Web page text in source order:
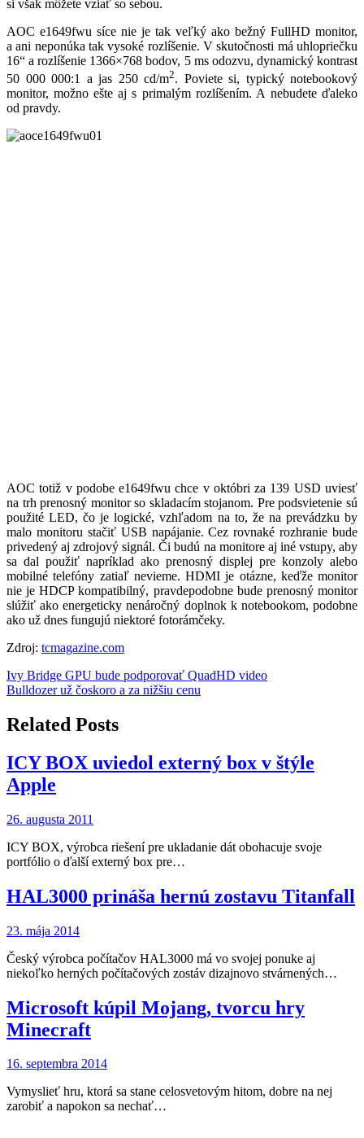
si však môžete vziať so sebou.
AOC e1649fwu síce nie je tak veľký ako bežný FullHD monitor,
a ani neponúka tak vysoké rozlíšenie. V skutočnosti má uhlopriečku
16“ a rozlíšenie 1366×768 bodov, 5 ms odozvu, dynamický kontrast
50 000 000:1 a jas 250 cd/m2. Poviete si, typický notebookový
monitor, možno ešte aj s primalým rozlíšením. A nebudete ďaleko
od pravdy.
AOC totiž v podobe e1649fwu chce v októbri za 139 USD uviesť
na trh prenosný monitor so skladacím stojanom. Pre podsvietenie sú
použité LED, čo je logické, vzhľadom na to, že na prevádzku by
malo monitoru stačiť USB napájanie. Cez rovnaké rozhranie bude
privedený aj zdrojový signál. Či budú na monitore aj iné vstupy, aby
sa dal použiť napríklad ako prenosný displej pre konzoly alebo
mobilné telefóny zatiaľ nevieme. HDMI je otázne, keďže monitor
nie je HDCP kompatibilný, pravdepodobne bude prenosný monitor
slúžiť ako energeticky nenáročný doplnok k notebookom, podobne
ako už dnes fungujú niektoré fotorámčeky.
Zdroj: tcmagazine.com
Navigácia
v
článku
Ivy Bridge GPU bude podporovať QuadHD video
Bulldozer už čoskoro a za nižšiu cenu
Related Posts
ICY BOX uviedol externý box v štýle
Apple
26. augusta 2011
ICY BOX, výrobca riešení pre ukladanie dát obohacuje svoje
portfólio o ďalší externý box pre…
HAL3000 prináša hernú zostavu Titanfall
23. mája 2014
Český výrobca počítačov HAL3000 má vo svojej ponuke aj
niekoľko herných počítačových zostáv dizajnovo stvárnených…
Microsoft kúpil Mojang, tvorcu hry
Minecraft
16. septembra 2014
Vymyslieť hru, ktorá sa stane celosvetovým hitom, dobre na nej
zarobiť a napokon sa nechať…